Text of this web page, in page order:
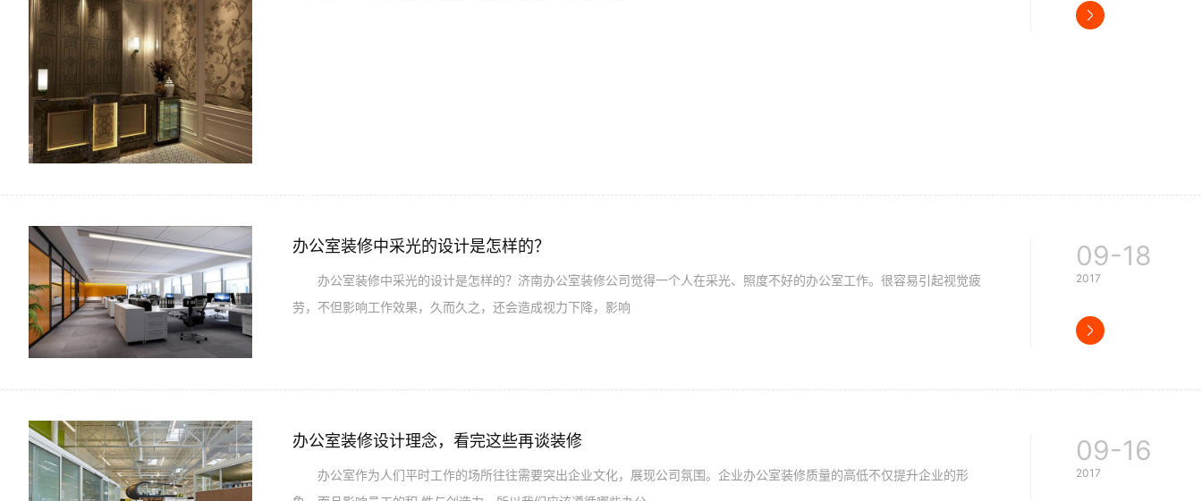
办公室装修中采光的设计是怎样的？
办公室装修中采光的设计是怎样的？济南办公室装修公司觉得一个人在采光、照度不好的办公室工作。很容易引起视觉疲
劳，不但影响工作效果，久而久之，还会造成视力下降，影响
09-18
2017
办公室装修设计理念，看完这些再谈装修
办公室作为人们平时工作的场所往往需要突出企业文化，展现公司氛围。企业办公室装修质量的高低不仅提升企业的形
09-16
2017